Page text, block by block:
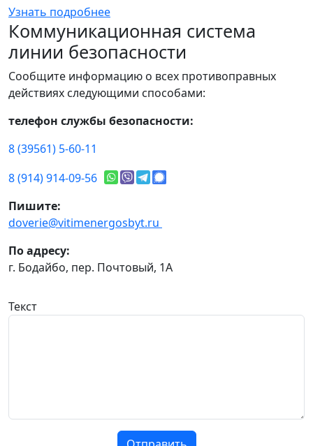
Узнать подробнее
Коммуникационная система
линии безопасности
Сообщите информацию о всех противоправных
действиях следующими способами:
телефон службы безопасности:
8 (39561) 5-60-11
8 (914) 914-09-56
Пишите:
doverie@vitimenergosbyt.ru
По адресу:
г. Бодайбо, пер. Почтовый, 1А
Текст